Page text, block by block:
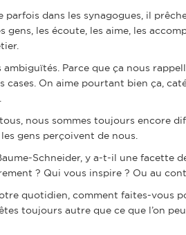
parfois dans les synagogues, il
gens, les écoute, les aime, les
ambiguïtés. Parce que ça nous
cases. On aime pourtant bien ça,
nous sommes toujours encore
gens perçoivent de nous.
Schneider, y a-t-il une facette
? Qui vous inspire ? Ou au
quotidien, comment faites-vous
toujours autre que ce que l’on